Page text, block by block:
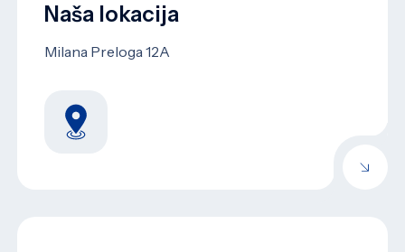
Naša lokacija
Milana Preloga 12A